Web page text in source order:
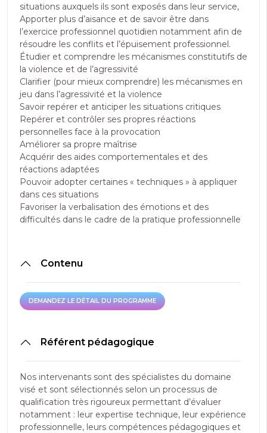
situations auxquels ils sont exposés dans leur service,
Apporter plus d’aisance et de savoir être dans
l’exercice professionnel quotidien notamment afin de
résoudre les conflits et l’épuisement professionnel.
Étudier et comprendre les mécanismes constitutifs de
la violence et de l’agressivité
Clarifier (pour mieux comprendre) les mécanismes en
jeu dans l’agressivité et la violence
Savoir repérer et anticiper les situations critiques
Repérer et contrôler ses propres réactions
personnelles face à la provocation
Améliorer sa propre maîtrise
Acquérir des aides comportementales et des
réactions adaptées
Pouvoir adopter certaines « techniques » à appliquer
dans ces situations
Favoriser la verbalisation des émotions et des
difficultés dans le cadre de la pratique professionnelle
Contenu
DEMANDEZ LE DÉTAIL DU PROGRAMME
DEMANDEZ LE DÉTAIL DU PROGRAMME
Référent pédagogique
Nos intervenants sont des spécialistes du domaine
visé et sont sélectionnés selon un processus de
qualification très rigoureux permettant d’évaluer
notamment : leur expertise technique, leur expérience
professionnelle, leurs compétences pédagogiques et